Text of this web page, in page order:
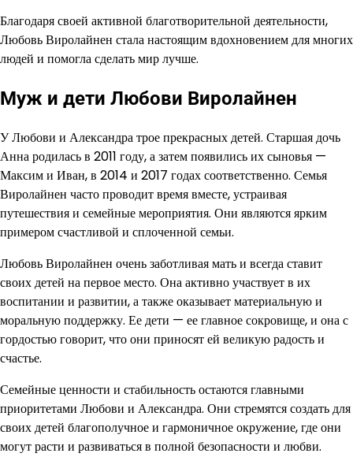
Благодаря своей активной благотворительной деятельности,
Любовь Виролайнен стала настоящим вдохновением для многих
людей и помогла сделать мир лучше.
Муж и дети Любови Виролайнен
У Любови и Александра трое прекрасных детей. Старшая дочь
Анна родилась в 2011 году, а затем появились их сыновья —
Максим и Иван, в 2014 и 2017 годах соответственно. Семья
Виролайнен часто проводит время вместе, устраивая
путешествия и семейные мероприятия. Они являются ярким
примером счастливой и сплоченной семьи.
Любовь Виролайнен очень заботливая мать и всегда ставит
своих детей на первое место. Она активно участвует в их
воспитании и развитии, а также оказывает материальную и
моральную поддержку. Ее дети — ее главное сокровище, и она с
гордостью говорит, что они приносят ей великую радость и
счастье.
Семейные ценности и стабильность остаются главными
приоритетами Любови и Александра. Они стремятся создать для
своих детей благополучное и гармоничное окружение, где они
могут расти и развиваться в полной безопасности и любви.